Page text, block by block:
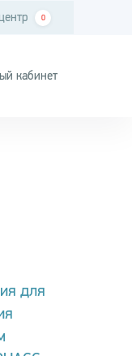
0
кабинет
для